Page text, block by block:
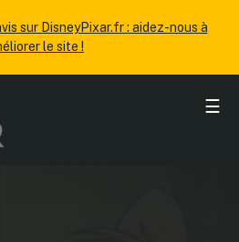
sur DisneyPixar.fr : aidez-nous à
le site !
☰